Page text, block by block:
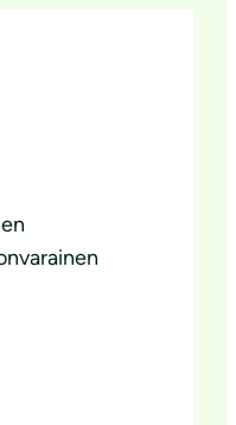
pölyttäjäkasvi